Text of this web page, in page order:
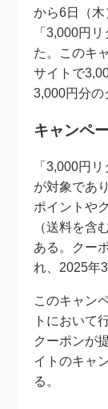
から6日（
「3,000円
た。このキ
サイトで
3,000円分の
キャンペ
「3,000円
が対象であ
ポイントや
（送料を含
ある。クー
れ、2025年
このキャン
トにおいて
クーポンが
イトのキャ
る。